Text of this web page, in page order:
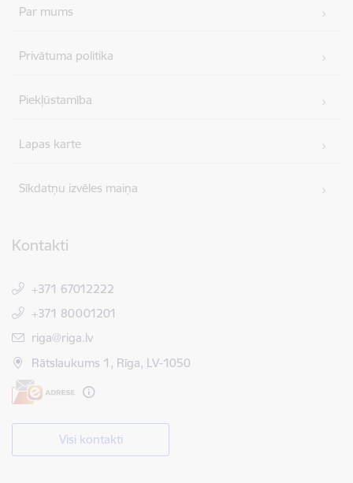
Par mums
Privātuma politika
Piekļūstamība
Lapas karte
Sīkdatņu izvēles maiņa
Kontakti
+371 67012222
+371 80001201
E-pasts:
riga@riga.lv
Rātslaukums 1, Rīga, LV-1050
Visi kontakti